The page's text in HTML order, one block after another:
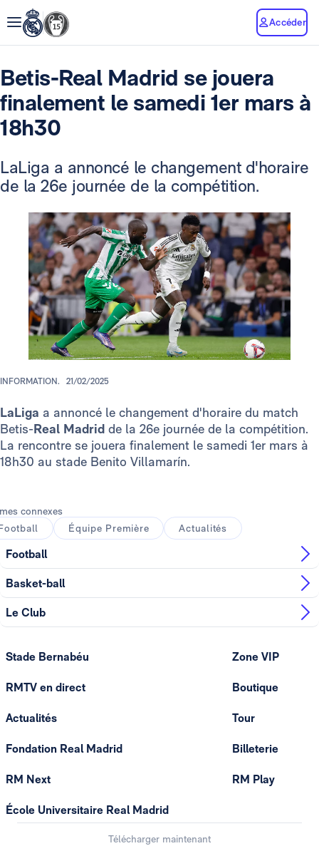
Accéder
Betis-Real Madrid se jouera
finalement le samedi 1er mars à
18h30
LaLiga a annoncé le changement d'horaire
de la 26e journée de la compétition.
INFORMATION. 21/02/2025
LaLiga a annoncé le changement d'horaire du match
Betis-Real Madrid de la 26e journée de la compétition.
La rencontre se jouera finalement le samedi 1er mars à
18h30 au stade Benito Villamarín.
connexes
Équipe Première Actualités
Football
Basket-ball
Le Club
Stade Bernabéu
RMTV en direct
Actualités
Fondation Real Madrid
RM Next
École Universitaire Real Madrid
Zone VIP
Boutique
Tour
Billeterie
RM Play
Télécharger maintenant